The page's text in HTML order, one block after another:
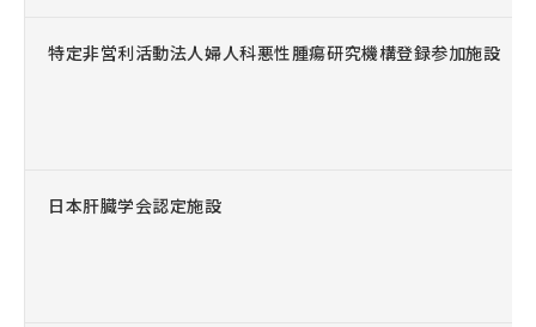
特定非営利活動法人婦人科悪性腫瘍研究機構登録参加施設
日本肝臓学会認定施設